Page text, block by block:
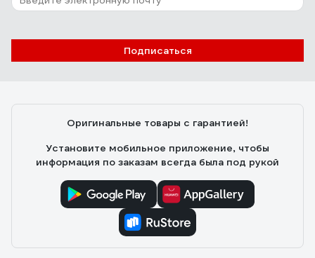
Отзыв о сверле Makita D-30318
Сергей 14.08.2025
отцентровано, сверлил ж/б плиту, всё идёт как по
Подписаться
Оригинальные товары с гарантией!
Установите мобильное приложение, чтобы
информация по заказам всегда была под рукой